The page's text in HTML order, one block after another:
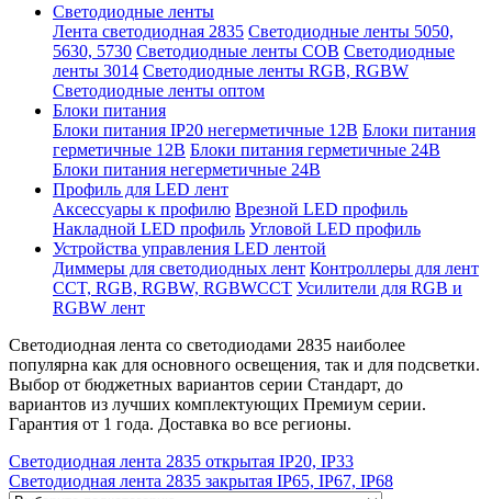
Светодиодные ленты
Лента светодиодная 2835 Светодиодные ленты 5050,
5630, 5730 Светодиодные ленты COB Светодиодные
ленты 3014 Светодиодные ленты RGB, RGBW
Светодиодные ленты оптом
Блоки питания
Блоки питания IP20 негерметичные 12В Блоки питания
герметичные 12В Блоки питания герметичные 24В
Блоки питания негерметичные 24В
Профиль для LED лент
Аксессуары к профилю Врезной LED профиль
Накладной LED профиль Угловой LED профиль
Устройства управления LED лентой
Диммеры для светодиодных лент Контроллеры для лент
CCT, RGB, RGBW, RGBWCCT Усилители для RGB и
RGBW лент
Светодиодная лента со светодиодами 2835 наиболее
популярна как для основного освещения, так и для подсветки.
Выбор от бюджетных вариантов серии Стандарт, до
вариантов из лучших комплектующих Премиум серии.
Гарантия от 1 года. Доставка во все регионы.
Светодиодная лента 2835 открытая IP20, IP33
Светодиодная лента 2835 закрытая IP65, IP67, IP68